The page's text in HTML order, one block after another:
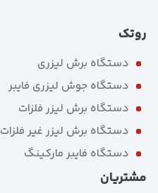
روتک
دستگاه برش لیزری
دستگاه جوش لیزری فایبر
دستگاه برش لیزر فلزات
دستگاه برش لیزر غیر فلزات
دستگاه فایبر مارکینگ
مشتریان